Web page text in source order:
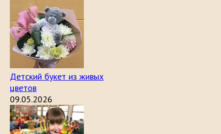
Детский букет из живых
цветов
09.05.2026